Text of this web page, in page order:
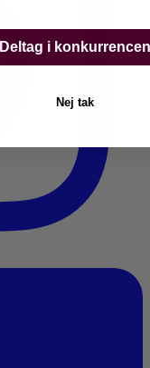
Deltag i konkurrencen
Nej tak